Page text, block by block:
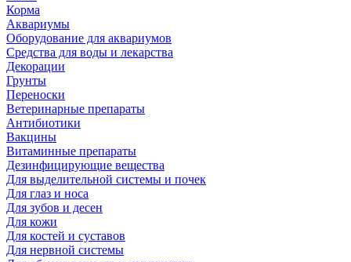
Корма
Аквариумы
Оборудование для аквариумов
Средства для воды и лекарства
Декорации
Грунты
Переноски
Ветеринарные препараты
Антибиотики
Вакцины
Витаминные препараты
Дезинфицирующие вещества
Для выделительной системы и почек
Для глаз и носа
Для зубов и десен
Для кожи
Для костей и суставов
Для нервной системы